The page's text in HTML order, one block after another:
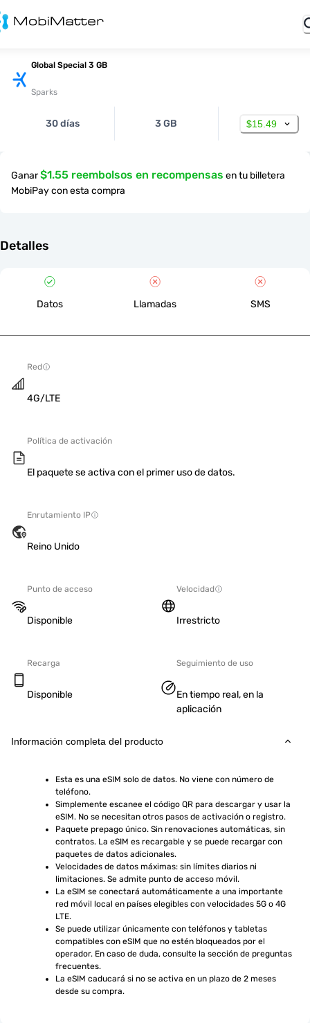
Global Special 3 GB
Sparks
30 días 3 GB $15.49
Ganar$1.55 reembolsos en recompensas en tu billetera
MobiPay con esta compra
Detalles
Datos Llamadas SMS
Red
4G/LTE
Política de activación
El paquete se activa con el primer uso de datos.
Enrutamiento IP
Reino Unido
Punto de acceso
Disponible
Velocidad
Irrestricto
Recarga
Disponible
Seguimiento de uso
En tiempo real, en la
aplicación
Información completa del producto
Esta es una eSIM solo de datos. No viene con número de
teléfono.
Simplemente escanee el código QR para descargar y usar la
eSIM. No se necesitan otros pasos de activación o registro.
Paquete prepago único. Sin renovaciones automáticas, sin
contratos. La eSIM es recargable y se puede recargar con
paquetes de datos adicionales.
Velocidades de datos máximas: sin límites diarios ni
limitaciones. Se admite punto de acceso móvil.
La eSIM se conectará automáticamente a una importante
red móvil local en países elegibles con velocidades 5G o 4G
LTE.
Se puede utilizar únicamente con teléfonos y tabletas
compatibles con eSIM que no estén bloqueados por el
operador. En caso de duda, consulte la sección de preguntas
frecuentes.
La eSIM caducará si no se activa en un plazo de 2 meses
desde su compra.